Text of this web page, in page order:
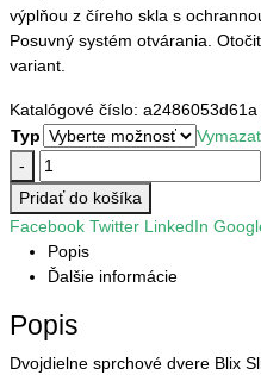
through
431.80€
výplňou z číreho skla s
Posuvný systém otvárania.
variant.
Katalógové číslo: a2486053d61a
Typ
Vymazať
-
Pridať do košíka
Facebook Twitter LinkedIn
Popis
Ďalšie informácie
Popis
Dvojdielne sprchové dvere Blix